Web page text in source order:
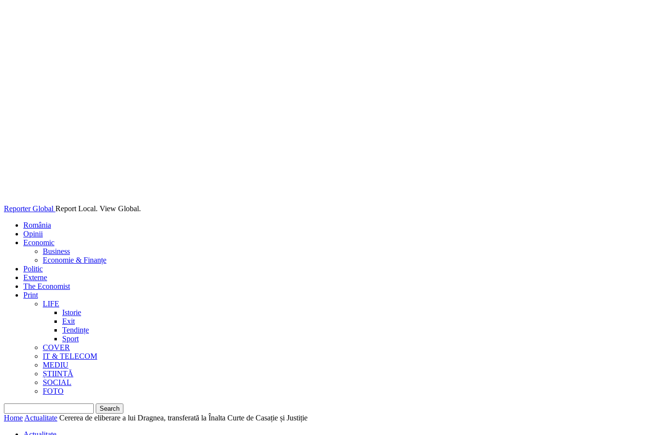
Reporter Global Report Local. View Global.
România
Opinii
Economic
Business
Economie & Finanțe
Politic
Externe
The Economist
Print
LIFE
Istorie
Exit
Tendințe
Sport
COVER
IT & TELECOM
MEDIU
ȘTIINȚĂ
SOCIAL
FOTO
Home Actualitate Cererea de eliberare a lui Dragnea, transferată la Înalta Curte de Casație și Justiție